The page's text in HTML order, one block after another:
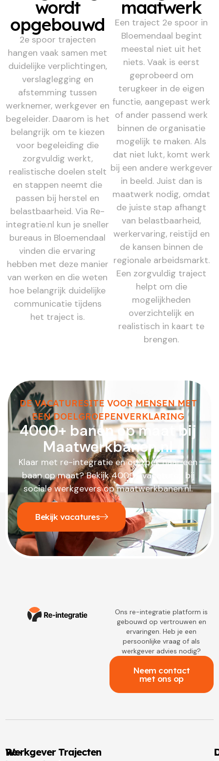
wordt
opgebouwd
2e spoor trajecten
hangen vaak samen met
duidelijke verplichtingen,
verslaglegging en
afstemming tussen
werknemer, werkgever en
begeleider. Daarom is het
belangrijk om te kiezen
voor begeleiding die
zorgvuldig werkt,
realistische doelen stelt
en stappen neemt die
passen bij herstel en
belastbaarheid. Via Re-
integratie.nl kun je sneller
bureaus in Bloemendaal
vinden die ervaring
hebben met deze manier
van werken en die weten
hoe belangrijk duidelijke
communicatie tijdens
het traject is.
maatwerk
Een traject 2e spoor in
Bloemendaal begint
meestal niet uit het
niets. Vaak is eerst
geprobeerd om
terugkeer in de eigen
functie, aangepast werk
of ander passend werk
binnen de organisatie
mogelijk te maken. Als
dat niet lukt, komt werk
bij een andere werkgever
in beeld. Juist dan is
maatwerk nodig, omdat
de juiste stap afhangt
van belastbaarheid,
werkervaring, reistijd en
de kansen binnen de
regionale arbeidsmarkt.
Een zorgvuldig traject
helpt om die
mogelijkheden
overzichtelijk en
realistisch in kaart te
brengen.
DE VACATURESITE VOOR MENSEN MET
EEN DOELGROEPENVERKLARING
4000+ banen op maat bij
Maatwerkbanen.nl
Klaar met re-integratie en op zoek naar een
baan op maat? Bekijk 4000+ vacatures bij
sociale werkgevers op maatwerkbanen.nl.
Bekijk vacatures
Ons re-integratie platform is
gebouwd op vertrouwen en
ervaringen. Heb je een
persoonlijke vraag of als
werkgever advies nodig?
Neem contact
met ons op
Re-
Werkgever Trajecten